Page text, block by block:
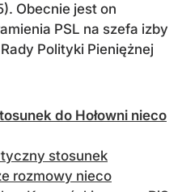
Obecnie jest on
PSL na szefa izby
Polityki Pieniężnej
do Hołowni nieco
stosunek
rozmowy nieco